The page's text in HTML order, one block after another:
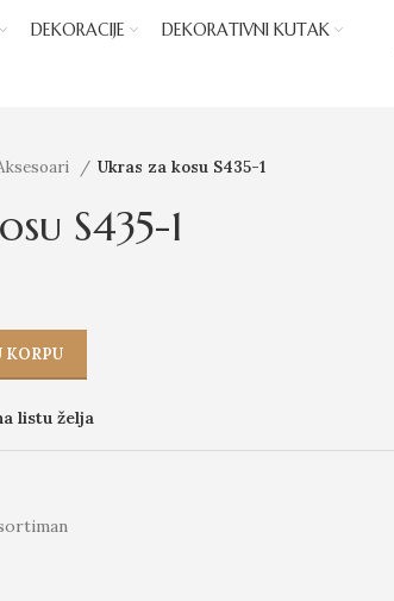
DEKORACIJE DEKORATIVNI KUTAK
Ukras za kosu S435-1
S435-1
KORPU
listu želja